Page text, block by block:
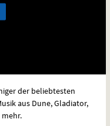
der beliebtesten
aus Dune, Gladiator,